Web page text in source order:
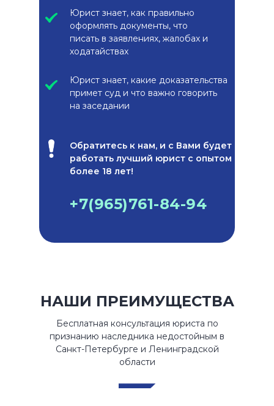
Юрист знает, как правильно
оформлять документы, что
писать в заявлениях, жалобах и
ходатайствах
Юрист знает, какие доказательства
примет суд и что важно говорить
на заседании
Обратитесь к нам, и с Вами будет
работать лучший юрист с опытом
более 18 лет!
+7(965)761-84-94
НАШИ ПРЕИМУЩЕСТВА
Бесплатная консультация юриста по
признанию наследника недостойным в
Санкт-Петербурге и Ленинградской
области